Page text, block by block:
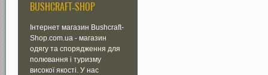
BUSHCRAFT-SHOP
Інтернет магазин Bushcraft-
Shop.com.ua - магазин
одягу та спорядження для
полювання і туризму
високої якості. У нас